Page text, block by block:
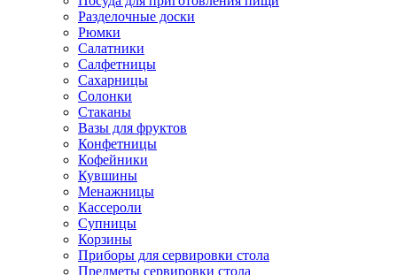
Разделочные доски
Рюмки
Салатники
Салфетницы
Сахарницы
Солонки
Стаканы
Вазы для фруктов
Конфетницы
Кофейники
Кувшины
Менажницы
Кассероли
Супницы
Корзины
Приборы для сервировки стола
Предметы сервировки стола